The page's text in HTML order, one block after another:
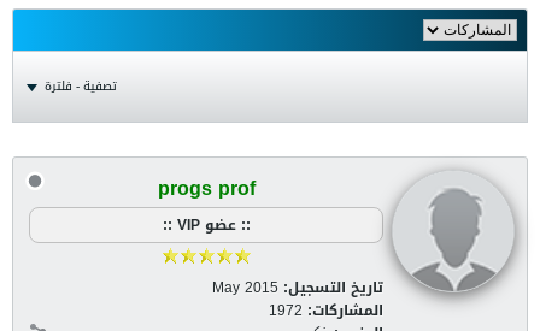
تصفية - فلترة
progs prof
:: عضو VIP ::
تاريخ التسجيل: May 2015
المشاركات: 1972